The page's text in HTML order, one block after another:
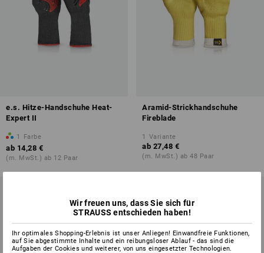
e.s. Hitze-Handschuhe Heat-
Expert II
1 Farbe
ab 14,28 €
(m. MwSt.) ab 12 Paar
Aramid-Strickhandschuhe
Fireblade
1 Variante
ab 27,48 €
(m. MwSt.) ab 48 Paar
Wir freuen uns, dass Sie sich für
STRAUSS entschieden haben!
Ihr optimales Shopping-Erlebnis ist unser Anliegen! Einwandfreie Funktionen,
auf Sie abgestimmte Inhalte und ein reibungsloser Ablauf - das sind die
Aufgaben der Cookies und weiterer, von uns eingesetzter Technologien.